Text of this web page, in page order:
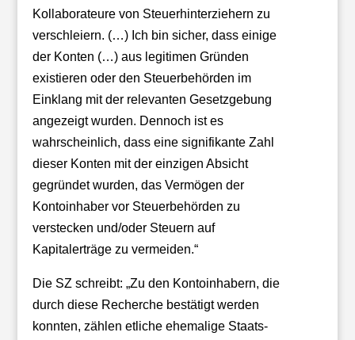
Kollaborateure von Steuerhinterziehern zu
verschleiern. (…) Ich bin sicher, dass einige
der Konten (…) aus legitimen Gründen
existieren oder den Steuerbehörden im
Einklang mit der relevanten Gesetzgebung
angezeigt wurden. Dennoch ist es
wahrscheinlich, dass eine signifikante Zahl
dieser Konten mit der einzigen Absicht
gegründet wurden, das Vermögen der
Kontoinhaber vor Steuerbehörden zu
verstecken und/oder Steuern auf
Kapitalerträge zu vermeiden.“
Die SZ schreibt: „Zu den Kontoinhabern, die
durch diese Recherche bestätigt werden
konnten, zählen etliche ehemalige Staats-